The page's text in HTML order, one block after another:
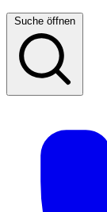
Suche öffnen